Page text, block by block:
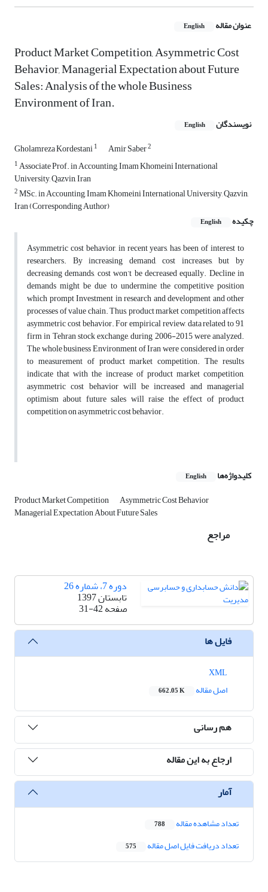
عنوان مقاله English
Product Market Competition, Asymmetric Cost
Behavior, Managerial Expectation about Future
Sales: Analysis of the whole Business
Environment of Iran.
نویسندگان English
Gholamreza Kordestani1 Amir Saber2
1Associate Prof. in Accounting, Imam Khomeini International
University, Qazvin, Iran
2MSc. in Accounting, Imam Khomeini International University, Qazvin,
Iran (Corresponding Author)
چکیده
English
Asymmetric cost behavior, in recent years, has been of interest to
researchers. By increasing demand, cost increases, but by
decreasing demands, cost won’t be decreased equally. Decline in
demands might be due to undermine the competitive position
which prompt Investment in research and development and other
processes of value chain. Thus, product market competition affects
asymmetric cost behavior. For empirical review, data related to 91
firm in Tehran stock exchange, during 2006-2015 were analyzed.
The whole business Environment of Iran were considered in order
to measurement of product market competition. The results
indicate that with the increase of product market competition,
asymmetric cost behavior will be increased and managerial
optimism about future sales will raise the effect of product
competition on asymmetric cost behavior.
کلیدواژه‌ها English
Product Market Competition Asymmetric Cost Behavior
Managerial Expectation About Future Sales
مراجع
دوره 7، شماره 26
تابستان 1397
صفحه31-42
فایل ها
اصل مقاله
662.05 K
هم رسانی
ارجاع به این مقاله
آمار
تعداد مشاهده مقاله 788
تعداد دریافت فایل اصل مقاله 575